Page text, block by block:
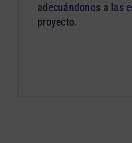
adecuándonos a las
proyecto.